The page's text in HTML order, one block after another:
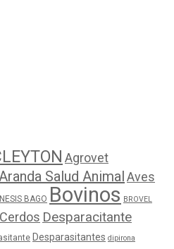
Agrovet
Aranda Salud AnimalAves
BAGO Bovinos BROVEL
Cerdos Desparacitante
Desparasitantes dipirona